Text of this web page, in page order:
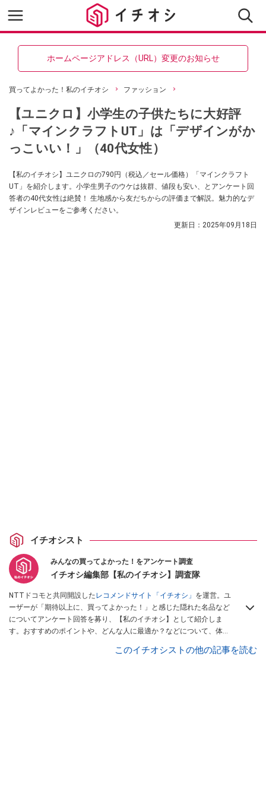
ホームページアドレス（URL）変更のお知らせ
買ってよかった！私のイチオシ ファッション
【ユニクロ】小学生の子供たちに大好評
♪「マインクラフトUT」は「デザインがか
っこいい！」（40代女性）
【私のイチオシ】ユニクロの790円（税込／セール価格）「マインクラフト
UT」を紹介します。小学生男子のウケは抜群、値段も安い、とアンケート回
答者の40代女性は絶賛！ 生地感から友だちからの評価まで解説。魅力的なデ
ザインレビューをご参考ください。
更新日： 2025年09月18日
イチオシスト
みんなの買ってよかった！をアンケート調査
イチオシ編集部【私のイチオシ】調査隊
NTTドコモと共同開設したレコメンドサイト「イチオシ」 を運営。ユ
ーザーが「期待以上に、買ってよかった！」と感じた隠れた名品など
についてアンケート回答を募り、【私のイチオシ】として紹介しま
す。おすすめのポイントや、どんな人に最適か？などについて、体験
このイチオシストの他の記事を読む